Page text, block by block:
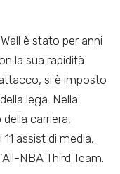
è stato per anni
la sua rapidità
si è imposto
lega. Nella
carriera,
assist di media,
NBA Third Team.